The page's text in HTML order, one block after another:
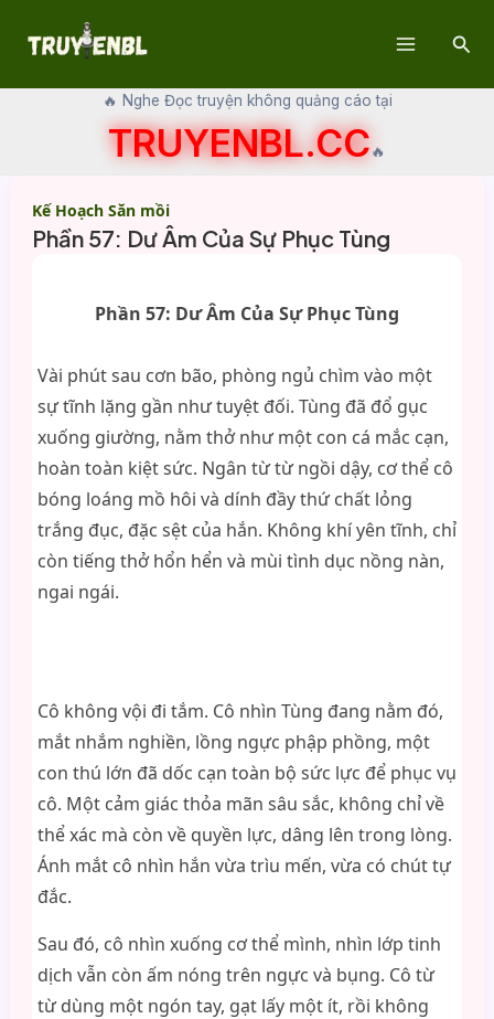
🔥 Nghe Đọc truyện không quảng cáo tại
TRUYENBL.CC🔥
Kế Hoạch Săn mồi
Phần 57: Dư Âm Của Sự Phục Tùng
Phần 57: Dư Âm Của Sự Phục Tùng
Vài phút sau cơn bão, phòng ngủ chìm vào một
sự tĩnh lặng gần như tuyệt đối. Tùng đã đổ gục
xuống giường, nằm thở như một con cá mắc cạn,
hoàn toàn kiệt sức. Ngân từ từ ngồi dậy, cơ thể cô
bóng loáng mồ hôi và dính đầy thứ chất lỏng
trắng đục, đặc sệt của hắn. Không khí yên tĩnh, chỉ
còn tiếng thở hổn hển và mùi tình dục nồng nàn,
ngai ngái.
Cô không vội đi tắm. Cô nhìn Tùng đang nằm đó,
mắt nhắm nghiền, lồng ngực phập phồng, một
con thú lớn đã dốc cạn toàn bộ sức lực để phục vụ
cô. Một cảm giác thỏa mãn sâu sắc, không chỉ về
thể xác mà còn về quyền lực, dâng lên trong lòng.
Ánh mắt cô nhìn hắn vừa trìu mến, vừa có chút tự
đắc.
Sau đó, cô nhìn xuống cơ thể mình, nhìn lớp tinh
dịch vẫn còn ấm nóng trên ngực và bụng. Cô từ
từ dùng một ngón tay, gạt lấy một ít, rồi không